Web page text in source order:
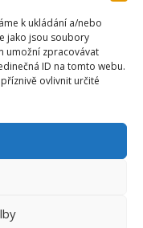
k ukládání a/nebo
jako jsou soubory
umožní zpracovávat
ID na tomto webu.
ovlivnit určité